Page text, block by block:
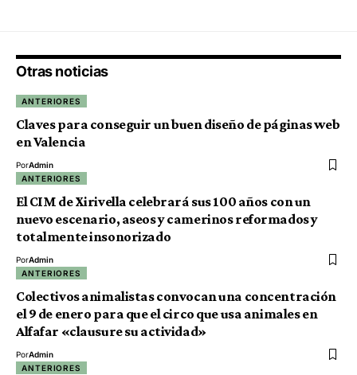
Otras noticias
ANTERIORES
Claves para conseguir un buen diseño de páginas web
en Valencia
PorAdmin
ANTERIORES
El CIM de Xirivella celebrará sus 100 años con un
nuevo escenario, aseos y camerinos reformados y
totalmente insonorizado
PorAdmin
ANTERIORES
Colectivos animalistas convocan una concentración
el 9 de enero para que el circo que usa animales en
Alfafar «clausure su actividad»
PorAdmin
ANTERIORES